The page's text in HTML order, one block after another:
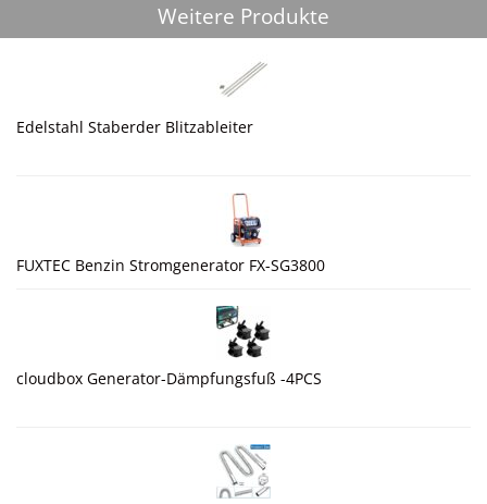
Weitere Produkte
Edelstahl Staberder Blitzableiter
FUXTEC Benzin Stromgenerator FX-SG3800
cloudbox Generator-Dämpfungsfuß -4PCS